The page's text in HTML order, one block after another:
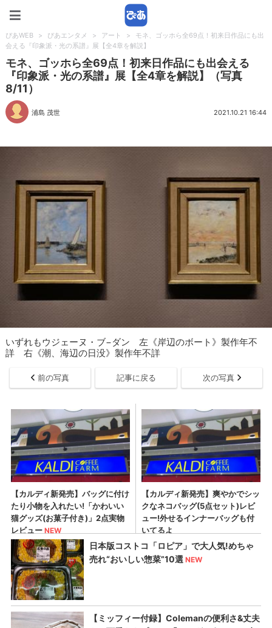
ぴあWEB > ぴあエンタメ > アート >
モネ、ゴッホら全69点！初来日作品にも出
会える『印象派・光の系譜』展【全4章を解説】
モネ、ゴッホら全69点！初来日作品にも出会える
『印象派・光の系譜』展【全4章を解説】（写真
8/11）
浦島 茂世 2021.10.21 16:44
いずれもウジェーヌ・ブ−ダン 左《岸辺のボート》製作年不
詳 右《潮、海辺の日没》製作年不詳
前の写真 記事に戻る 次の写真